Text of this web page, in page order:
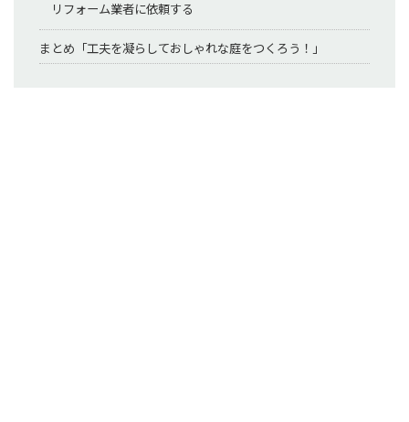
リフォーム業者に依頼する
まとめ「工夫を凝らしておしゃれな庭をつくろう！」